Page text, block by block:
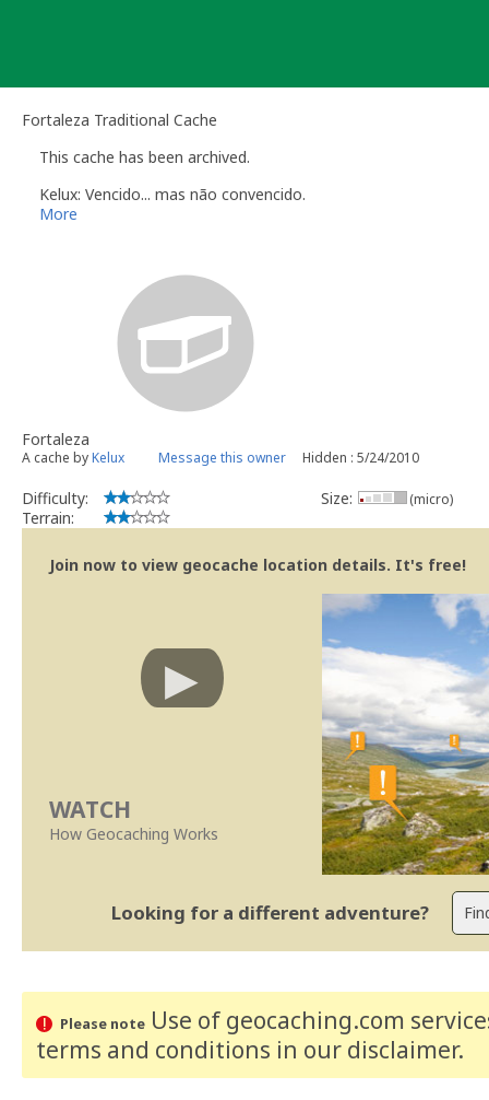
Fortaleza Traditional Cache
This cache has been archived.
Kelux: Vencido... mas não convencido.
More
Fortaleza
A cache byKelux Message this owner Hidden : 5/24/2010
Difficulty:
Terrain:
Size: (micro)
Join now to view geocache location details. It's free!
WATCH
How Geocaching Works
Looking for a different adventure?
Please noteUse of geocaching.com
terms and conditions in our disclaimer.